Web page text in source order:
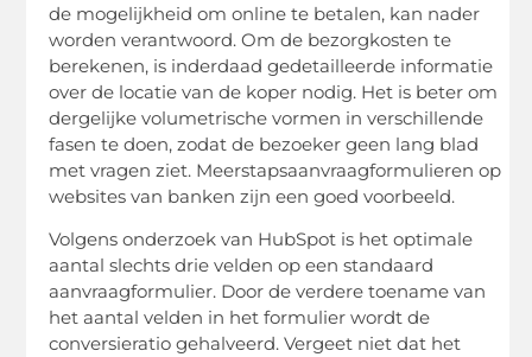
de mogelijkheid om online te betalen, kan nader
worden verantwoord. Om de bezorgkosten te
berekenen, is inderdaad gedetailleerde informatie
over de locatie van de koper nodig. Het is beter om
dergelijke volumetrische vormen in verschillende
fasen te doen, zodat de bezoeker geen lang blad
met vragen ziet. Meerstapsaanvraagformulieren op
websites van banken zijn een goed voorbeeld.
Volgens onderzoek van HubSpot is het optimale
aantal slechts drie velden op een standaard
aanvraagformulier. Door de verdere toename van
het aantal velden in het formulier wordt de
conversieratio gehalveerd. Vergeet niet dat het